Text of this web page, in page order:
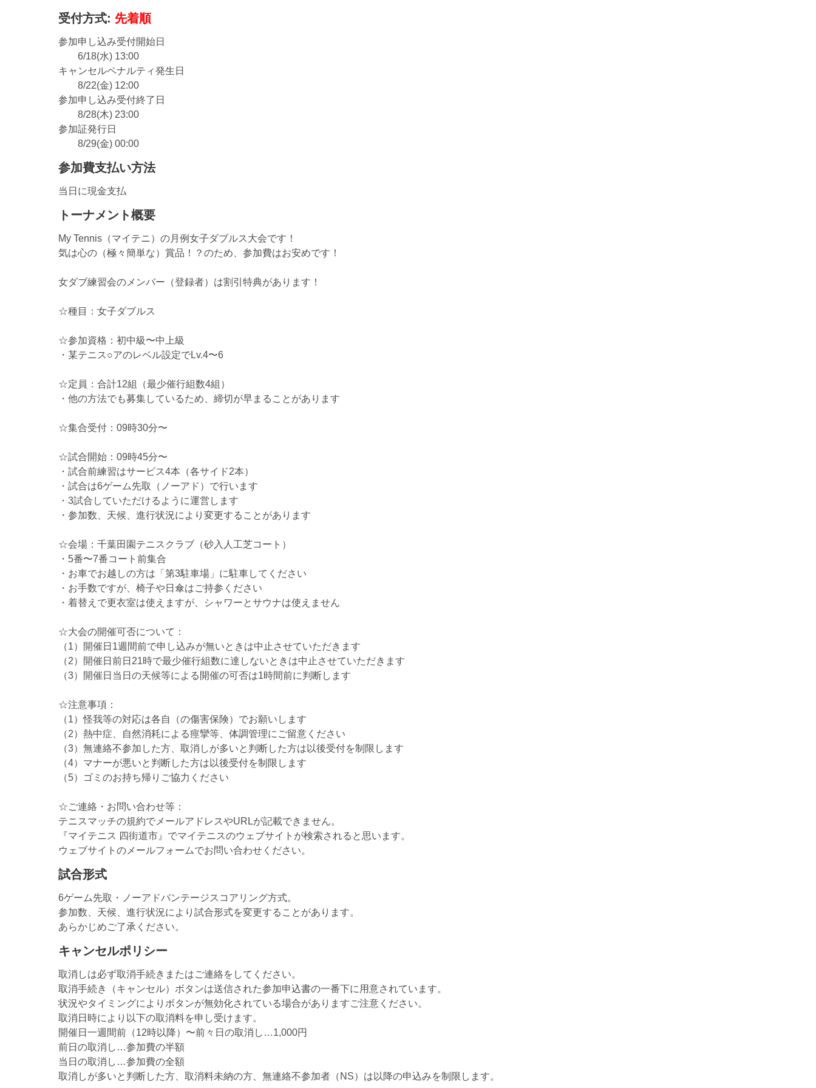
受付方式: 先着順
参加申し込み受付開始日
6/18(水) 13:00
キャンセルペナルティ発生日
8/22(金) 12:00
参加申し込み受付終了日
8/28(木) 23:00
参加証発行日
8/29(金) 00:00
参加費支払い方法
当日に現金支払
トーナメント概要
My Tennis（マイテニ）の月例女子ダブルス大会です！
気は心の（極々簡単な）賞品！？のため、参加費はお安めです！
女ダブ練習会のメンバー（登録者）は割引特典があります！
☆種目：女子ダブルス
☆参加資格：初中級〜中上級
・某テニス○アのレベル設定でLv.4〜6
☆定員：合計12組（最少催行組数4組）
・他の方法でも募集しているため、締切が早まることがあります
☆集合受付：09時30分〜
☆試合開始：09時45分〜
・試合前練習はサービス4本（各サイド2本）
・試合は6ゲーム先取（ノーアド）で行います
・3試合していただけるように運営します
・参加数、天候、進行状況により変更することがあります
☆会場：千葉田園テニスクラブ（砂入人工芝コート）
・5番〜7番コート前集合
・お車でお越しの方は「第3駐車場」に駐車してください
・お手数ですが、椅子や日傘はご持参ください
・着替えで更衣室は使えますが、シャワーとサウナは使えません
☆大会の開催可否について：
（1）開催日1週間前で申し込みが無いときは中止させていただきます
（2）開催日前日21時で最少催行組数に達しないときは中止させていただきます
（3）開催日当日の天候等による開催の可否は1時間前に判断します
☆注意事項：
（1）怪我等の対応は各自（の傷害保険）でお願いします
（2）熱中症、自然消耗による痙攣等、体調管理にご留意ください
（3）無連絡不参加した方、取消しが多いと判断した方は以後受付を制限します
（4）マナーが悪いと判断した方は以後受付を制限します
（5）ゴミのお持ち帰りご協力ください
☆ご連絡・お問い合わせ等：
テニスマッチの規約でメールアドレスやURLが記載できません。
『マイテニス 四街道市』でマイテニスのウェブサイトが検索されると思います。
ウェブサイトのメールフォームでお問い合わせください。
試合形式
6ゲーム先取・ノーアドバンテージスコアリング方式。
参加数、天候、進行状況により試合形式を変更することがあります。
あらかじめご了承ください。
キャンセルポリシー
取消しは必ず取消手続きまたはご連絡をしてください。
取消手続き（キャンセル）ボタンは送信された参加申込書の一番下に用意されています。
状況やタイミングによりボタンが無効化されている場合がありますご注意ください。
取消日時により以下の取消料を申し受けます。
開催日一週間前（12時以降）〜前々日の取消し…1,000円
前日の取消し…参加費の半額
当日の取消し…参加費の全額
取消しが多いと判断した方、取消料未納の方、無連絡不参加者（NS）は以降の申込みを制限します。